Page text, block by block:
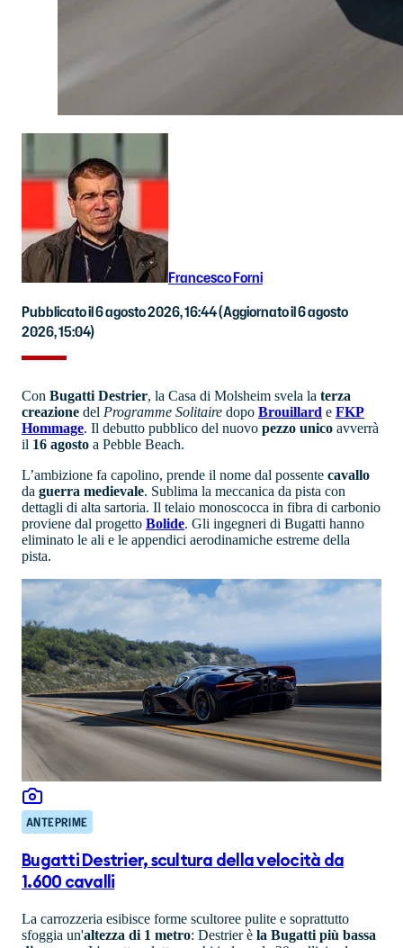
Francesco Forni
Pubblicato il 6 agosto 2026, 16:44(Aggiornato il 6 agosto
2026, 15:04)
Con Bugatti Destrier, la Casa di Molsheim svela la terza
creazione del Programme Solitaire dopo Brouillard e FKP
Hommage. Il debutto pubblico del nuovo pezzo unico avverrà
il 16 agosto a Pebble Beach.
L’ambizione fa capolino, prende il nome dal possente cavallo
da guerra medievale. Sublima la meccanica da pista con
dettagli di alta sartoria. Il telaio monoscocca in fibra di carbonio
proviene dal progetto Bolide. Gli ingegneri di Bugatti hanno
eliminato le ali e le appendici aerodinamiche estreme della
pista.
ANTEPRIME
Bugatti Destrier, scultura della velocità da
1.600 cavalli
La carrozzeria esibisce forme scultoree pulite e soprattutto
sfoggia un'altezza di 1 metro: Destrier è la Bugatti più bassa